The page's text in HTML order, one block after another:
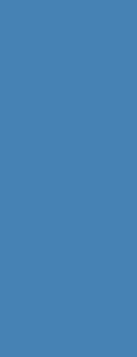
időre
pályáztam.
alatt, hiszen
szerint 5-6
kiismerje
nekem
gyakorlatot,
és nagyobb